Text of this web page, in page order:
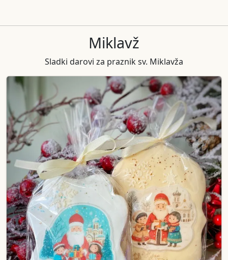
Miklavž
Sladki darovi za praznik sv. Miklavža